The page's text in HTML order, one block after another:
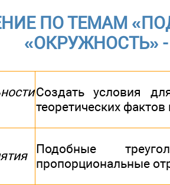
ПО ТЕМАМ
«ОКРУЖНОСТЬ»
Создать условия
теоретических
Подобные
пропорциональные